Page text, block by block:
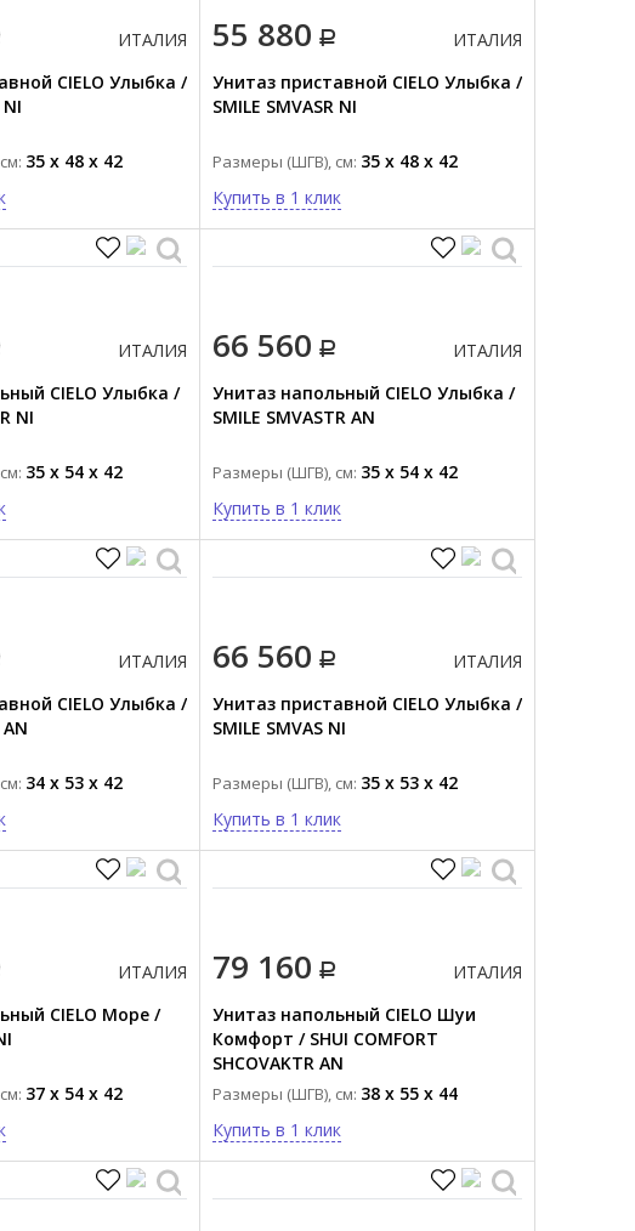
ИТАЛИЯ
CIELO Улыбка /
NI
35 x 48 x 42
55 880
ИТАЛИЯ
Унитаз приставной CIELO Улыбка /
SMILE SMVASR NI
Размеры (ШГВ), см: 35 x 48 x 42
Купить в 1 клик
ИТАЛИЯ
CIELO Улыбка /
NI
35 x 54 x 42
66 560
ИТАЛИЯ
Унитаз напольный CIELO Улыбка /
SMILE SMVASTR AN
Размеры (ШГВ), см: 35 x 54 x 42
Купить в 1 клик
ИТАЛИЯ
CIELO Улыбка /
AN
34 x 53 x 42
66 560
ИТАЛИЯ
Унитаз приставной CIELO Улыбка /
SMILE SMVAS NI
Размеры (ШГВ), см: 35 x 53 x 42
Купить в 1 клик
ИТАЛИЯ
CIELO Море /
37 x 54 x 42
79 160
ИТАЛИЯ
Унитаз напольный CIELO Шуи
Комфорт / SHUI COMFORT
SHCOVAKTR AN
Размеры (ШГВ), см: 38 x 55 x 44
Купить в 1 клик